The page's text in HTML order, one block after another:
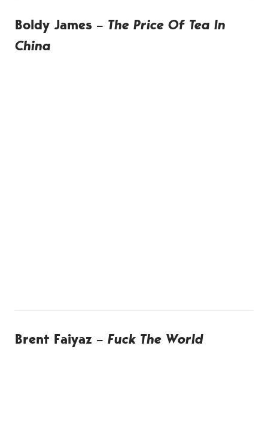
Boldy James – The Price Of Tea In
China
Brent Faiyaz – Fuck The World